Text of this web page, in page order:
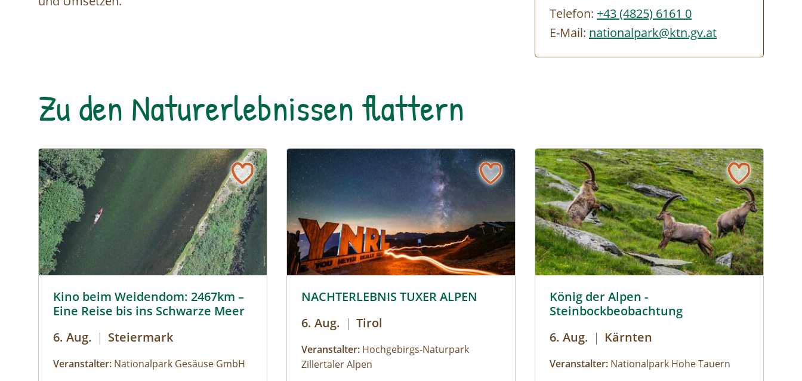
Telefon: +43 (4825) 6161 0
E-Mail: nationalpark@ktn.gv.at
Zu den Naturerlebnissen flattern
Kino beim Weidendom: 2467km –
Eine Reise bis ins Schwarze Meer
6. Aug. | Steiermark
Veranstalter: Nationalpark Gesäuse GmbH
NACHTERLEBNIS TUXER ALPEN
6. Aug. | Tirol
Veranstalter: Hochgebirgs-Naturpark
Zillertaler Alpen
König der Alpen -
Steinbockbeobachtung
6. Aug. | Kärnten
Veranstalter: Nationalpark Hohe Tauern